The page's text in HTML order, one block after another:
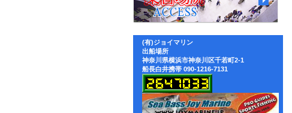
(有)ジョイマリン
出船場所
神奈川県横浜市神奈川区千若町2-1
船長白井携帯 090-1216-7131